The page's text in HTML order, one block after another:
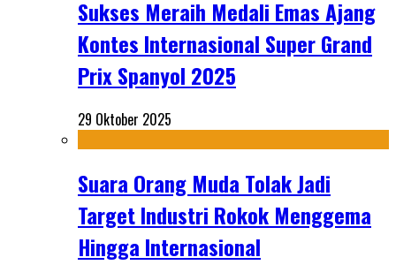
Sukses Meraih Medali Emas Ajang
Kontes Internasional Super Grand
Prix Spanyol 2025
29 Oktober 2025
Suara Orang Muda Tolak Jadi
Target Industri Rokok Menggema
Hingga Internasional